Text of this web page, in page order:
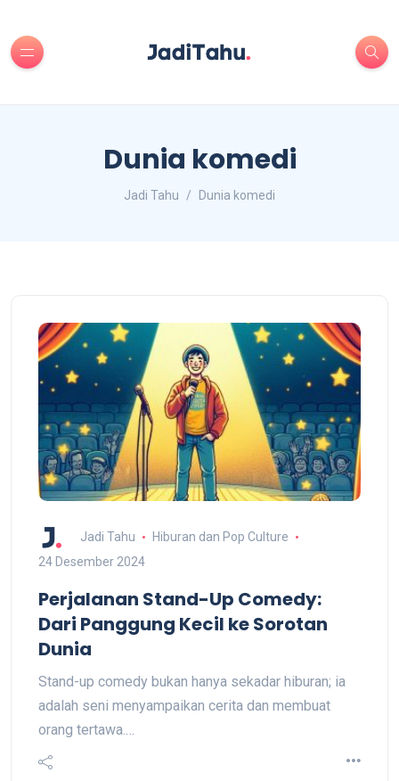
Dunia komedi
Jadi Tahu Dunia komedi
Jadi Tahu
Hiburan dan Pop Culture
24 Desember 2024
Perjalanan Stand-Up Comedy:
Dari Panggung Kecil ke Sorotan
Dunia
Stand-up comedy bukan hanya sekadar hiburan; ia
adalah seni menyampaikan cerita dan membuat
orang tertawa.…